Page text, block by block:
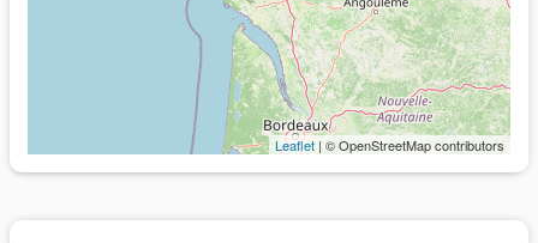
Leaflet | © OpenStreetMap contributors